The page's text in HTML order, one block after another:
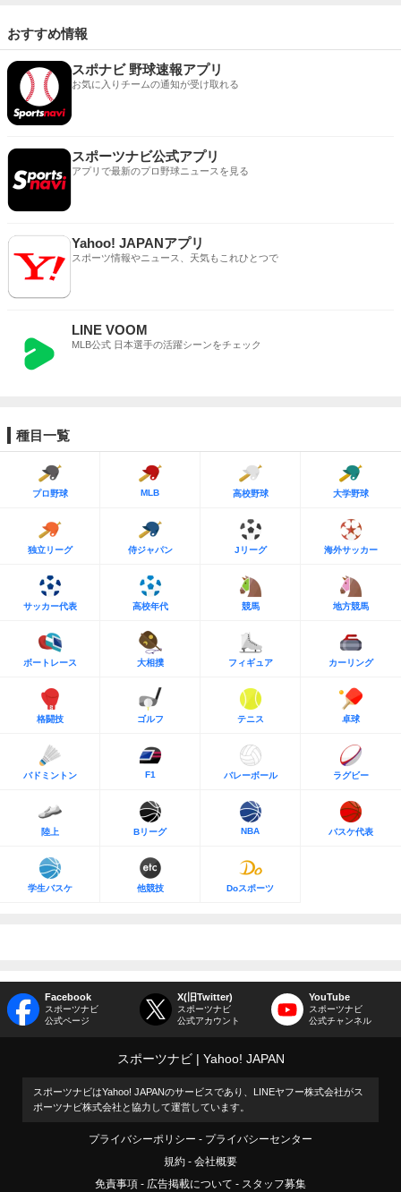
おすすめ情報
スポナビ 野球速報アプリ
お気に入りチームの通知が受け取れる
スポーツナビ公式アプリ
アプリで最新のプロ野球ニュースを見る
Yahoo! JAPANアプリ
スポーツ情報やニュース、天気もこれひとつで
LINE VOOM
MLB公式 日本選手の活躍シーンをチェック
種目一覧
プロ野球 MLB 高校野球 大学野球
独立リーグ 侍ジャパン Jリーグ 海外サッカー
サッカー代表 高校年代 競馬 地方競馬
ボートレース 大相撲 フィギュア カーリング
格闘技 ゴルフ テニス 卓球
バドミントン F1 バレーボール ラグビー
陸上 Bリーグ NBA バスケ代表
学生バスケ 他競技 Doスポーツ
Facebook
スポーツナビ
公式ページ
X(旧Twitter)
スポーツナビ
公式アカウント
YouTube
スポーツナビ
公式チャンネル
スポーツナビ Yahoo! JAPAN
スポーツナビはYahoo! JAPANのサービスであり、LINEヤフー株式会社がス
ポーツナビ株式会社と協力して運営しています。
プライバシーポリシー
プライバシーセンター
規約
会社概要
免責事項
広告掲載について スタッフ募集